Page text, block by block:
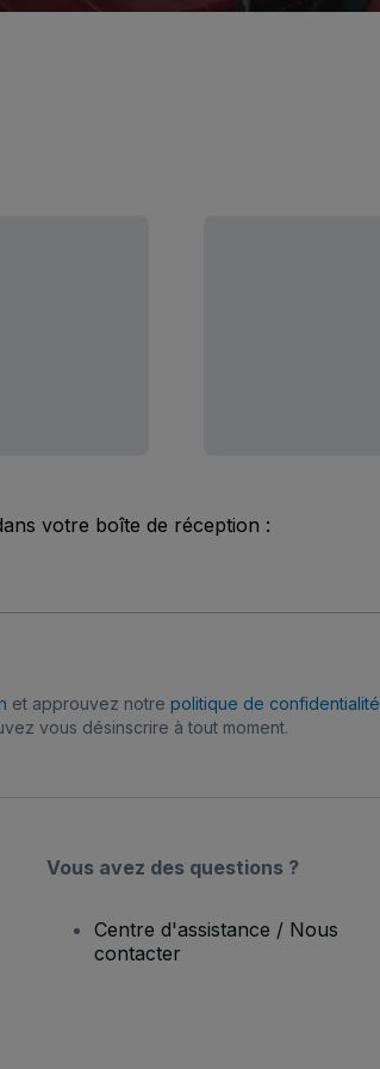
votre boîte de réception :
et approuvez notre politique de confidentialité
vous désinscrire à tout moment.
Vous avez des questions ?
Centre d'assistance / Nous
contacter